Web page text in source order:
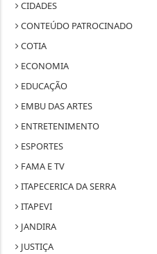
CIDADES
CONTEÚDO PATROCINADO
COTIA
ECONOMIA
EDUCAÇÃO
EMBU DAS ARTES
ENTRETENIMENTO
ESPORTES
FAMA E TV
ITAPECERICA DA SERRA
ITAPEVI
JANDIRA
JUSTIÇA